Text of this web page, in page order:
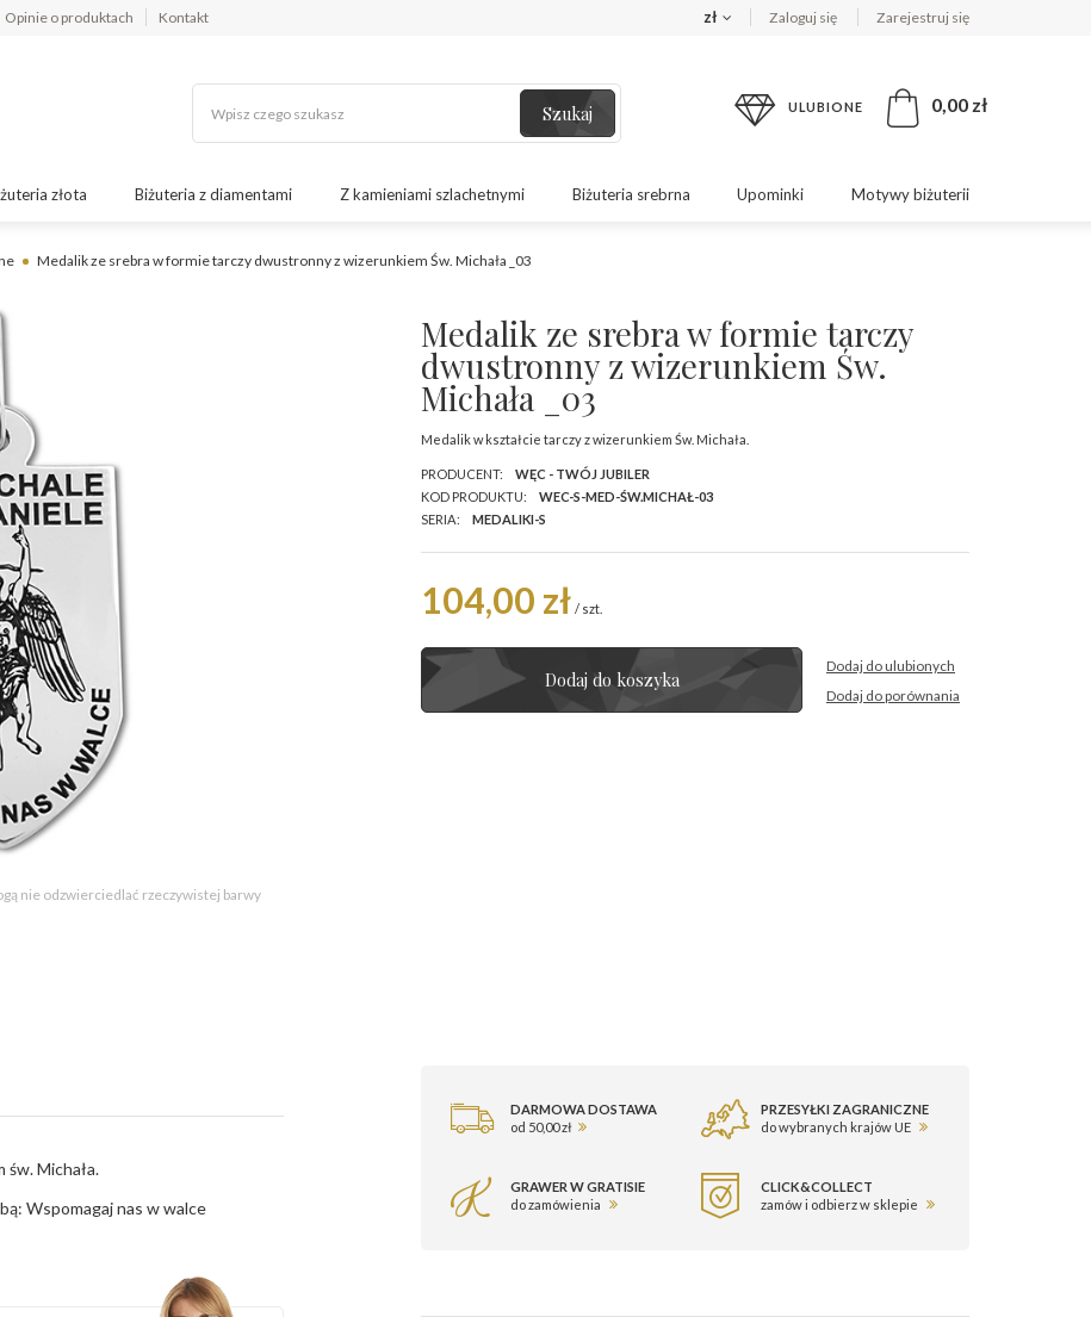
Opinie o produktach Kontakt zł Zaloguj się Zarejestruj się
Szukaj ULUBIONE 0,00 zł
złota Biżuteria z diamentami Z kamieniami szlachetnymi Biżuteria srebrna Upominki Motywy biżuterii
Medalik ze srebra w formie tarczy dwustronny z wizerunkiem Św. Michała _03
nie odzwierciedlać rzeczywistej barwy
Medalik ze srebra w formie tarczy
dwustronny z wizerunkiem Św.
Michała _03
Medalik w kształcie tarczy z wizerunkiem Św. Michała.
PRODUCENT:
WĘC - TWÓJ JUBILER
KOD PRODUKTU:
WEC-S-MED-ŚW.MICHAŁ-03
SERIA:
MEDALIKI-S
104,00 zł / szt.
Dodaj do koszyka
Dodaj do ulubionych
Dodaj do porównania
DARMOWA DOSTAWA
od 50,00 zł
PRZESYŁKI ZAGRANICZNE
do wybranych krajów UE
GRAWER W GRATISIE
do zamówienia
CLICK&COLLECT
zamów i odbierz w sklepie
Michała.
Wspomagaj nas w walce